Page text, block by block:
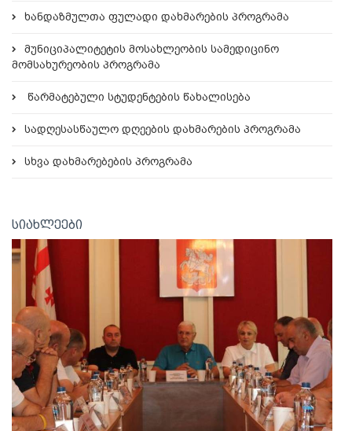
ხანდაზმულთა ფულადი დახმარების პროგრამა
მუნიციპალიტეტის მოსახლეობის სამედიცინო
მომსახურეობის პროგრამა
წარმატებული სტუდენტების წახალისება
სადღესასწაულო დღეების დახმარების პროგრამა
სხვა დახმარებების პროგრამა
სიახლეები